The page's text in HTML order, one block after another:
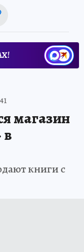
магазин
в
книги с